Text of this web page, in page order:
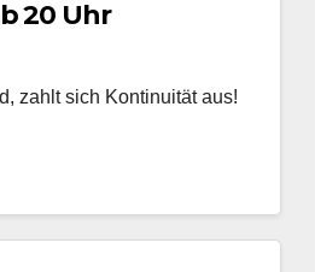
20 Uhr
zahlt sich Kontinuität aus!